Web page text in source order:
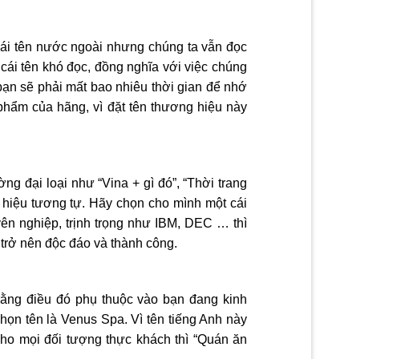
tên nước ngoài nhưng chúng ta vẫn đọc
tên khó đọc, đồng nghĩa với việc chúng
sẽ phải mất bao nhiêu thời gian để nhớ
của hãng, vì đặt tên thương hiệu này
đại loại như “Vina + gì đó”, “Thời trang
tương tự. Hãy chọn cho mình một cái
nghiệp, trịnh trọng như IBM, DEC … thì
nên độc đáo và thành công.
điều đó phụ thuộc vào bạn đang kinh
tên là Venus Spa. Vì tên tiếng Anh này
mọi đối tượng thực khách thì “Quán ăn